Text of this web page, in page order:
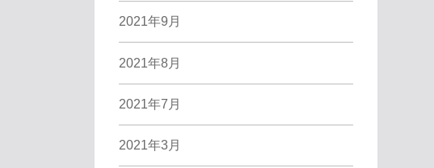
2021年9月
2021年8月
2021年7月
2021年3月